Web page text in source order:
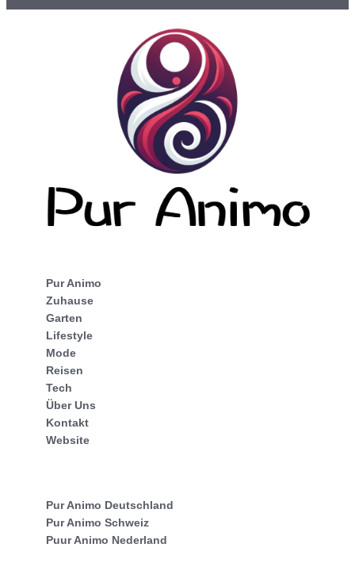
Pur Animo
Zuhause
Garten
Lifestyle
Mode
Reisen
Tech
Über Uns
Kontakt
Website
Pur Animo Deutschland
Pur Animo Schweiz
Puur Animo Nederland